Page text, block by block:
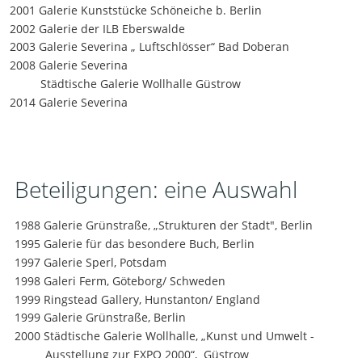
2001 Galerie Kunststücke Schöneiche b. Berlin
2002 Galerie der ILB Eberswalde
2003 Galerie Severina „ Luftschlösser“ Bad Doberan
2008 Galerie Severina
Städtische Galerie Wollhalle Güstrow
2014 Galerie Severina
Beteiligungen: eine Auswahl
1988 Galerie Grünstraße, „Strukturen der Stadt", Berlin
1995 Galerie für das besondere Buch, Berlin
1997 Galerie Sperl, Potsdam
1998 Galeri Ferm, Göteborg/ Schweden
1999 Ringstead Gallery, Hunstanton/ England
1999 Galerie Grünstraße, Berlin
2000 Städtische Galerie Wollhalle, „Kunst und Umwelt -
Ausstellung zur EXPO 2000“,  Güstrow